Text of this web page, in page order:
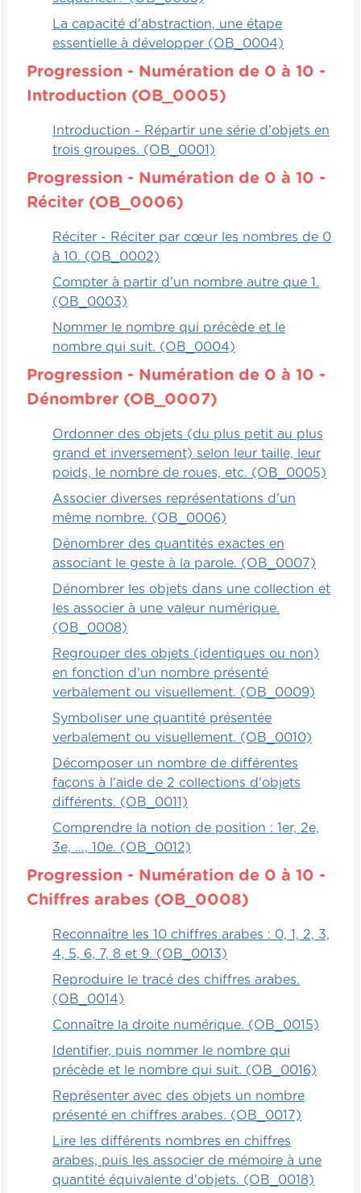
Dynamiques
Un petit jeu de hasard, c'est le dé qui
décide dans ce cas-ci. Alors, on installe
diverses équations que vous aurez
préparées sur des cartes vierges. On les
opérations, on peut les brasser et les
mélanger. Donc, les opérations ici sont des
soustractions. Alors, faire quelques
soustractions et les installer un à la suite de
Évidemment, on a un dé, donc un dé
standard tout simplement avec six faces.
Donc, on associe le 1 avec le premier, le 2
etc. et on va de haut en bas. L'enfant doit,
à ce moment-là, lancer le dé et aller au
numéro voulu. Donc, s'il lance le 3, il doit
descendre jusqu'à la troisième opération et
rapidement donner la réponse.
Alors, si la réponse est bonne, bien sûr, on
retire la carte et on la remplace par une
avec l'autre enfant et on rebrasse le dé et
ainsi de suite jusqu'à la fin de la pioche.
Explorateurs
Pourquoi ne pas utiliser une occasion
quand on est à l'extérieur et qu'on joue
expériences et quelques opérations de
soustraction ? C'est très, très simple. Vous
avez juste à donner des opérations aux
enfants et une consigne, c'est-à-dire qu'ils
devront aller chercher le total en objets
identiques.
Par exemple, le total de l'opération, vous
petites roches ou le même nombre de
feuilles vertes ou de feuilles rouges ou
encore de branches. Alors l'idée, c'est que
si vous leur dites 6 moins 4, évidemment
qui donne 2, et ils devront aller chercher
par exemple deux feuilles jaunes si c'était la
consigne que vous leur avez donnée.
des branches, alors 8 moins 3 », alors les
enfants réfléchissent, ils doivent aller
chercher 5 branches. Alors les enfants
courent, les enfants s'amusent, ils partent à
l'exploration et à la découverte du bois et
le monde s'amuse.
Alors on associe l'utile à l'agréable.
La capacité d'abstraction, une étape
essentielle à développer (OB_0004)
Progression - Numération de 0 à 10 -
Introduction (OB_0005)
Introduction - Répartir une série d'objets en
trois groupes. (OB_0001)
Progression - Numération de 0 à 10 -
Réciter (OB_0006)
Réciter - Réciter par cœur les nombres de 0
à 10. (OB_0002)
Compter à partir d'un nombre autre que 1.
(OB_0003)
Nommer le nombre qui précède et le
nombre qui suit. (OB_0004)
Progression - Numération de 0 à 10 -
Dénombrer (OB_0007)
Ordonner des objets (du plus petit au plus
grand et inversement) selon leur taille, leur
poids, le nombre de roues, etc. (OB_0005)
Associer diverses représentations d'un
même nombre. (OB_0006)
Dénombrer des quantités exactes en
associant le geste à la parole. (OB_0007)
Dénombrer les objets dans une collection et
les associer à une valeur numérique.
(OB_0008)
Regrouper des objets (identiques ou non)
en fonction d'un nombre présenté
verbalement ou visuellement. (OB_0009)
Symboliser une quantité présentée
verbalement ou visuellement. (OB_0010)
Décomposer un nombre de différentes
façons à l'aide de 2 collections d'objets
différents. (OB_0011)
Comprendre la notion de position : 1er, 2e,
3e, …, 10e. (OB_0012)
Progression - Numération de 0 à 10 -
Chiffres arabes (OB_0008)
Reconnaître les 10 chiffres arabes : 0, 1, 2, 3,
4, 5, 6, 7, 8 et 9. (OB_0013)
Reproduire le tracé des chiffres arabes.
(OB_0014)
Connaître la droite numérique. (OB_0015)
Identifier, puis nommer le nombre qui
précède et le nombre qui suit. (OB_0016)
Représenter avec des objets un nombre
présenté en chiffres arabes. (OB_0017)
Lire les différents nombres en chiffres
arabes, puis les associer de mémoire à une
quantité équivalente d'objets. (OB_0018)